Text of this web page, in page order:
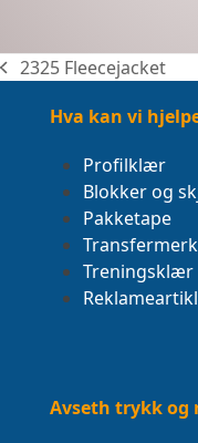
previous
2325 Fleecejacket
Hva kan vi
Profilklær
Blokker og
Pakketape
Treningsklær
Avseth trykk og